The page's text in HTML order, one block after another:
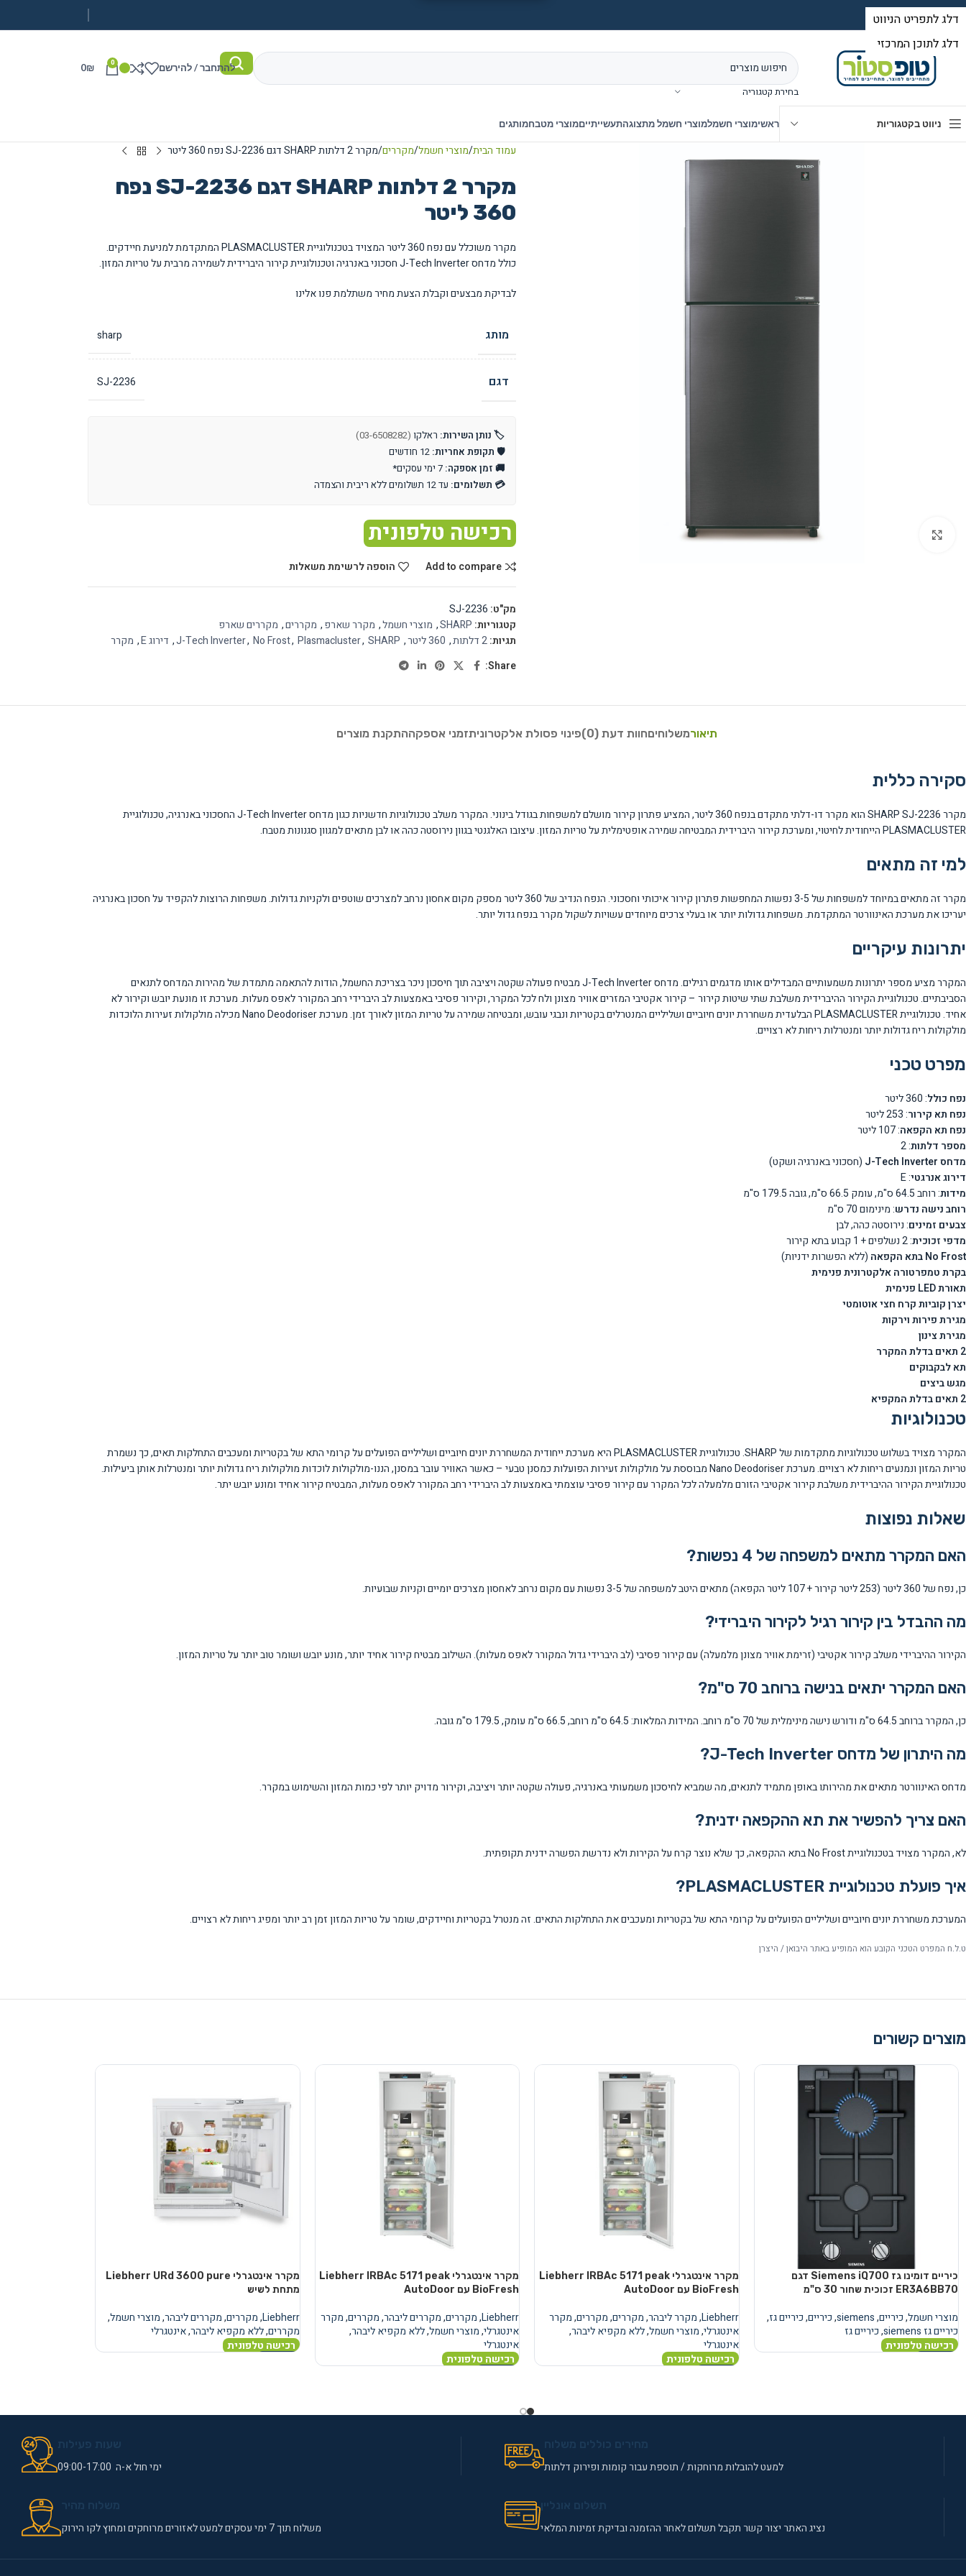
בחירת קטגוריה
להתחבר / להירשם 0
0₪
ניווט בקטגוריות ראשימוצרי חשמלמוצרי חשמל מתצוגהתעשייתייםמוצרי מטבחמותגים
עמוד הבית מוצרי חשמל מקררים מקרר 2 דלתות SHARP דגם SJ-2236 נפח ‏360 ‏ליטר
מקרר 2 דלתות SHARP דגם SJ-2236 נפח
מקרר משוכלל עם נפח 360 ליטר המצויד בטכנולוגיית PLASMACLUSTER המתקדמת למניעת חיידקים.
כולל מדחס J-Tech Inverter חסכוני באנרגיה וטכנולוגיית קירור היברידית לשמירה מרבית על טריות המזון.
לבדיקת מבצעים וקבלת הצעת מחיר משתלמת פנו אלינו
מותג sharp
דגם SJ-2236
🏷️ נותן השירות: ראלקו (03-6508282)
🛡️ תקופת אחריות:
🚚 זמן אספקה:
💳 תשלומים: עד 12 תשלומים ללא ריבית והצמדה
רכישה טלפונית
Add to compare הוספה לרשימת משאלות
מק"ט: SJ-2236
קטגוריות: SHARP
, מוצרי חשמל, מקרר שארפ, מקררים, מקררים שארפ
תגיות:2 דלתות , 360 ליטר ,
J-Tech Inverter, No Frost, Plasmacluster, SHARP
, דירוג E , מקרר
Share:
תיאורמשלוחיםחוות דעת (0) פינוי פסולת אלקטרוניתזמני אספקההתקנת מוצרים
סקירה כללית
מקרר SHARP SJ-2236 הוא מקרר דו-דלתי מתקדם בנפח 360 ליטר, המציע פתרון קירור מושלם למשפחות בגודל בינוני. המקרר משלב טכנולוגיות חדשניות כגון מדחס J-Tech Inverter החסכוני באנרגיה, טכנולוגיית
PLASMACLUSTER הייחודית לחיטוי, ומערכת קירור היברידית המבטיחה שמירה אופטימלית על טריות המזון. עיצובו האלגנטי בגוון נירוסטה כהה או לבן מתאים למגוון סגנונות מטבח.
למי זה מתאים
מקרר זה מתאים במיוחד למשפחות של 3-5 נפשות המחפשות פתרון קירור איכותי וחסכוני. הנפח הנדיב של 360 ליטר מספק מקום אחסון נרחב למצרכים שוטפים ולקניות גדולות. משפחות הרוצות להקפיד על חסכון באנרגיה
יעריכו את מערכת האינוורטר המתקדמת. משפחות גדולות יותר או בעלי צרכים מיוחדים עשויות לשקול מקרר בנפח גדול יותר.
יתרונות עיקריים
המקרר מציע מספר יתרונות משמעותיים המבדילים אותו מדגמים רגילים. מדחס J-Tech Inverter מבטיח פעולה שקטה ויציבה תוך חיסכון ניכר בצריכת החשמל, הודות להתאמה מתמדת של מהירות המדחס לתנאים
הסביבתיים. טכנולוגיית הקירור ההיברידית משלבת שתי שיטות קירור – קירור אקטיבי המזרים אוויר מצונן ולח לכל המקרר, וקירור פסיבי באמצעות לב היברידי רחב המקורר לאפס מעלות. מערכת זו מונעת יובש וקירור לא
אחיד. טכנולוגיית PLASMACLUSTER הבלעדית משחררת יונים חיוביים ושליליים המנטרלים בקטריות ונבגי עובש, ומבטיחה שמירה על טריות המזון לאורך זמן. מערכת Nano Deodoriser מכילה מולקולות זעירות הלוכדות
מולקולות ריח גדולות יותר ומנטרלות ריחות לא רצויים.
מפרט טכני
נפח כולל: 360 ליטר
נפח תא קירור: 253 ליטר
נפח תא הקפאה: 107 ליטר
מספר דלתות: 2
מדחס J-Tech Inverter
(חסכוני באנרגיה ושקט)
דירוג אנרגטי: E
מידות: רוחב 64.5 ס"מ, עומק 66.5 ס"מ, גובה 179.5 ס"מ
רוחב נישה נדרש: מינימום 70 ס"מ
צבעים זמינים: נירוסטה כהה, לבן
מדפי זכוכית: 2 נשלפים + 1 קבוע בתא קירור
No Frost בתא הקפאה
(ללא הפשרות ידניות)
בקרת טמפרטורה אלקטרונית פנימית
תאורת LED פנימית
יצרן קוביות קרח חצי אוטומטי
מגירת פירות וירקות
מגירת צינון
2 תאים בדלת המקרר
תא לבקבוקים
מגש ביצים
2 תאים בדלת המקפיא
טכנולוגיות
המקרר מצויד בשלוש טכנולוגיות מתקדמות של SHARP. טכנולוגיית PLASMACLUSTER היא מערכת ייחודית המשחררת יונים חיוביים ושליליים הפועלים על קרומי התא של בקטריות ומעכבים התחלקות תאים, כך נשמרת
טריות המזון ונמנעים ריחות לא רצויים. מערכת Nano Deodoriser מבוססת על מולקולות זעירות הפועלות כמסנן טבעי – כאשר האוויר עובר במסנן, הננו-מולקולות לוכדות מולקולות ריח גדולות יותר ומנטרלות אותן ביעילות.
טכנולוגיית הקירור ההיברידית משלבת קירור אקטיבי הזורם מלמעלה לכל המקרר עם קירור פסיבי עוצמתי באמצעות לב היברידי רחב המקורר לאפס מעלות, המבטיח קירור אחיד ומונע יובש יתר.
שאלות נפוצות
האם המקרר מתאים למשפחה של 4 נפשות?
כן, נפח של 360 ליטר (253 ליטר קירור + 107 ליטר הקפאה) מתאים היטב למשפחה של 3-5 נפשות עם מקום נרחב לאחסון מצרכים יומיים וקניות שבועיות.
מה ההבדל בין קירור רגיל לקירור היברידי?
הקירור ההיברידי משלב קירור אקטיבי (זרימת אוויר מצונן מלמעלה) עם קירור פסיבי (לב היברידי גדול המקורר לאפס מעלות). השילוב מבטיח קירור אחיד יותר, מונע יובש ושומר טוב יותר על טריות המזון.
האם המקרר יתאים בנישה ברוחב 70 ס"מ?
כן, המקרר ברוחב 64.5 ס"מ ודורש נישה מינימלית של 70 ס"מ רוחב. המידות המלאות: 64.5 ס"מ רוחב, 66.5 ס"מ עומק, 179.5 ס"מ גובה.
מה היתרון של מדחס J-Tech Inverter?
מדחס האינוורטר מתאים את מהירותו באופן מתמיד לתנאים, מה שמביא לחיסכון משמעותי באנרגיה, פעולה שקטה יותר ויציבה, וקירור מדויק יותר לפי כמות המזון והשימוש במקרר.
האם צריך להפשיר את תא ההקפאה ידנית?
לא, המקרר מצויד בטכנולוגיית No Frost בתא ההקפאה, כך שלא נוצר קרח על הקירות ולא נדרשת הפשרה ידנית תקופתית.
איך פועלת טכנולוגיית PLASMACLUSTER?
המערכת משחררת יונים חיוביים ושליליים הפועלים על קרומי התא של בקטריות ומעכבים את התחלקות התאים. זה מנטרל בקטריות וחיידקים, שומר על טריות המזון זמן רב יותר ומפיג ריחות לא רצויים.
ט.ל.ח המפרט הטכני הקובע הוא המופיע באתר היבואן / היצרן
מוצרים קשורים
כיריים דומינו גז Siemens iQ700 דגם
ER3A6BB70 זכוכית שחור 30 ס"מ
מוצרי חשמל,כיריים,
siemens
,כיריים,כיריים גז,
כיריים גז siemens
,כיריים גז
רכישה טלפונית
מקרר אינטגרלי Liebherr IRBAc 5171 peak
BioFresh עם AutoDoor
Liebherr
,מקרר ליבהר,מקררים,מקררים,מקרר
אינטגרלי,מוצרי חשמל,ללא מקפיא ליבהר,
אינטגרלי
רכישה טלפונית
מקרר אינטגרלי Liebherr IRBAc 5171 peak
BioFresh עם AutoDoor
Liebherr
,מקררים,מקררים ליבהר,מקררים,מקרר
אינטגרלי,מוצרי חשמל,ללא מקפיא ליבהר,
אינטגרלי
רכישה טלפונית
מקרר אינטגרלי Liebherr URd 3600 pure
מתחת לשיש
Liebherr
,מקררים,מקררים ליבהר,מוצרי חשמל,
מקררים,ללא מקפיא ליבהר,אינטגרלי
רכישה טלפונית
למעט להובלות מרוחקות / תוספת עבור קומות ופירוק דלתות ימי חול א-ה 09:00-17:00
נציג האתר יצור קשר תקבל תשלום לאחר ההזמנה ובדיקת זמינות המלאי משלוח תוך 7 ימי עסקים למעט לאזורים מרוחקים ומחוץ לקו הירוק